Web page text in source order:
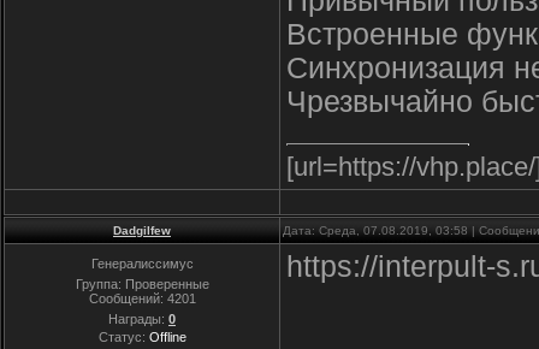
Встроенные
Синхронизация
Чрезвычайно
[url=https://
Dadgilfew Дата: Среда, 07.08.2019, 03:58 |
Генералиссимус
Группа: Проверенные
Сообщений: 4201
Награды: 0
Статус: Offline
https://interpult-